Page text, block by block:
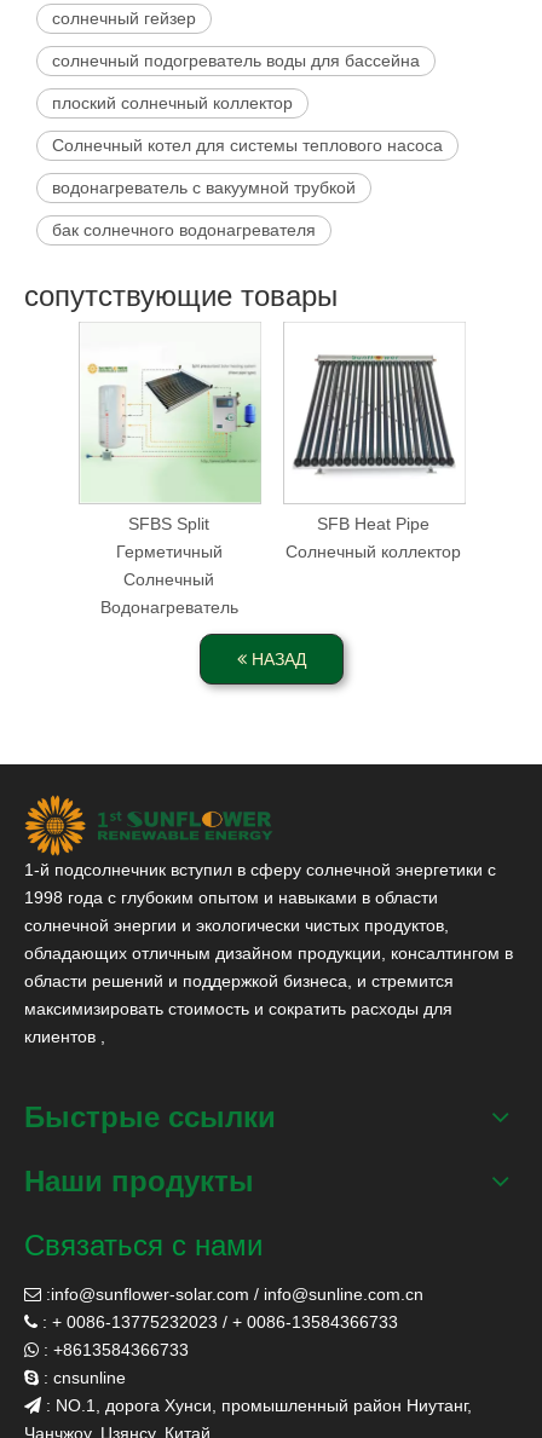
солнечный гейзер
солнечный подогреватель воды для бассейна
плоский солнечный коллектор
Солнечный котел для системы теплового насоса
водонагреватель с вакуумной трубкой
бак солнечного водонагревателя
сопутствующие товары
SFBS Split
Герметичный
Солнечный
Водонагреватель
SFB Heat Pipe
Солнечный коллектор
НАЗАД
1-й подсолнечник вступил в сферу солнечной энергетики с
1998 года с глубоким опытом и навыками в области
солнечной энергии и экологически чистых продуктов,
обладающих отличным дизайном продукции, консалтингом в
области решений и поддержкой бизнеса, и стремится
максимизировать стоимость и сократить расходы для
клиентов ,
Быстрые ссылки
Наши продукты
Связаться с нами
 :info@sunflower-solar.com / info@sunline.com.cn
 : + 0086-13775232023 / + 0086-13584366733
 : +8613584366733
 : cnsunline
 : NO.1, дорога Хунси, промышленный район Ниутанг,
Чанчжоу, Цзянсу, Китай